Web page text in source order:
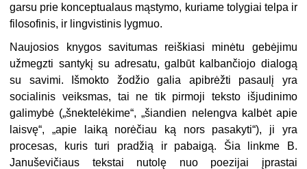
garsu prie konceptualaus mąstymo, kuriame tolygiai telpa ir
filosofinis, ir lingvistinis lygmuo.
Naujosios knygos savitumas reiškiasi minėtu gebėjimu
užmegzti santykį su adresatu, galbūt kalbančiojo dialogą
su savimi. Išmokto žodžio galia apibrėžti pasaulį yra
socialinis veiksmas, tai ne tik pirmoji teksto išjudinimo
galimybė („šnektelėkime“, „šiandien nelengva kalbėt apie
laisvę“, „apie laiką norėčiau ką nors pasakyti“), ji yra
procesas, kuris turi pradžią ir pabaigą. Šia linkme B.
Januševičiaus tekstai nutolę nuo poezijai įprastai